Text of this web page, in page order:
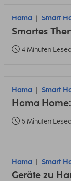
Hama Smart
Smartes
4 Minuten
Hama Smart
Hama
5 Minuten
Hama Smart
Geräte zu